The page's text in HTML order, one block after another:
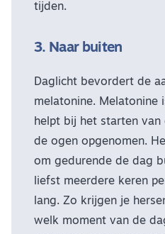
tijden.
3. Naar buiten
Daglicht bevordert de
melatonine. Melatonine
helpt bij het starten
de ogen opgenomen.
om gedurende de dag
liefst meerdere keren
lang. Zo krijgen je
welk moment van de